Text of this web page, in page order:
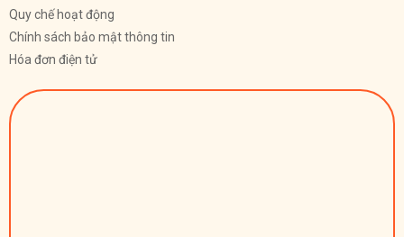
Quy chế hoạt động
Chính sách bảo mật thông tin
Hóa đơn điện tử